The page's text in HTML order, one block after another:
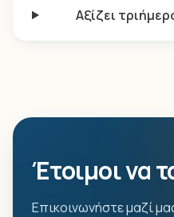
Αξίζει
Έτοιμοι να
Επικοινωνήστε μαζί